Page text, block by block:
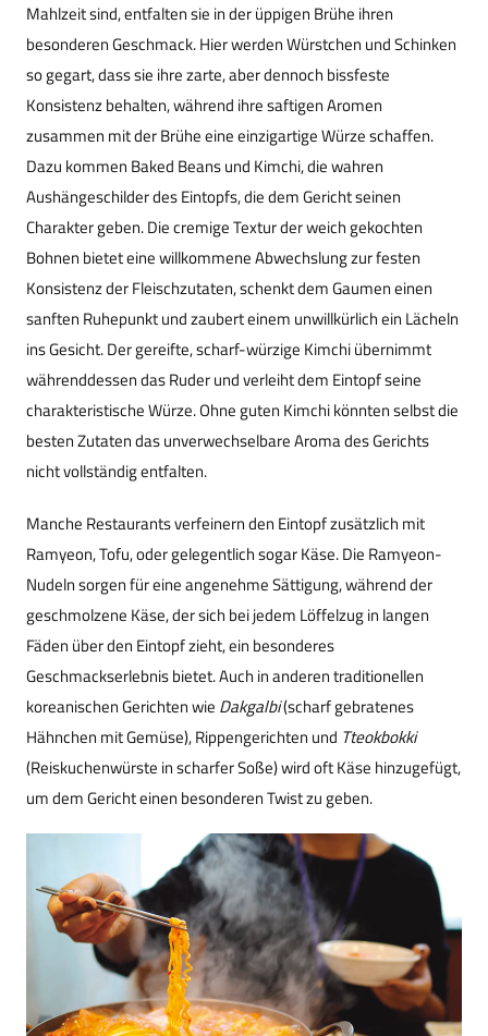
Mahlzeit sind, entfalten sie in der üppigen Brühe ihren
besonderen Geschmack. Hier werden Würstchen und Schinken
so gegart, dass sie ihre zarte, aber dennoch bissfeste
Konsistenz behalten, während ihre saftigen Aromen
zusammen mit der Brühe eine einzigartige Würze schaffen.
Dazu kommen Baked Beans und Kimchi, die wahren
Aushängeschilder des Eintopfs, die dem Gericht seinen
Charakter geben. Die cremige Textur der weich gekochten
Bohnen bietet eine willkommene Abwechslung zur festen
Konsistenz der Fleischzutaten, schenkt dem Gaumen einen
sanften Ruhepunkt und zaubert einem unwillkürlich ein Lächeln
ins Gesicht. Der gereifte, scharf-würzige Kimchi übernimmt
währenddessen das Ruder und verleiht dem Eintopf seine
charakteristische Würze. Ohne guten Kimchi könnten selbst die
besten Zutaten das unverwechselbare Aroma des Gerichts
nicht vollständig entfalten.
Manche Restaurants verfeinern den Eintopf zusätzlich mit
Ramyeon, Tofu, oder gelegentlich sogar Käse. Die Ramyeon-
Nudeln sorgen für eine angenehme Sättigung, während der
geschmolzene Käse, der sich bei jedem Löffelzug in langen
Fäden über den Eintopf zieht, ein besonderes
Geschmackserlebnis bietet. Auch in anderen traditionellen
koreanischen Gerichten wie Dakgalbi(scharf gebratenes
Hähnchen mit Gemüse), Rippengerichten und Tteokbokki
(Reiskuchenwürste in scharfer Soße) wird oft Käse hinzugefügt,
um dem Gericht einen besonderen Twist zu geben.